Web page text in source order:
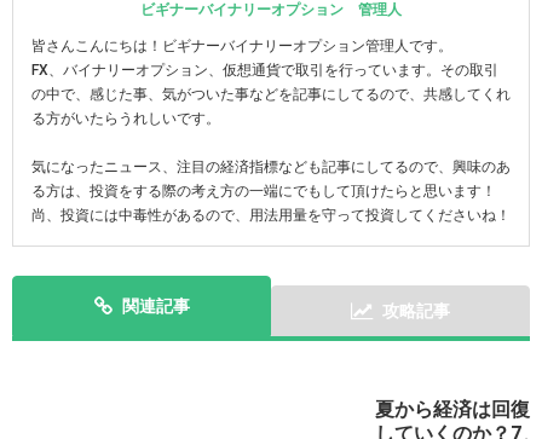
ビギナーバイナリーオプション 管理人
皆さんこんにちは！ビギナーバイナリーオプション管理人です。
FX、バイナリーオプション、仮想通貨で取引を行っています。その取引
の中で、感じた事、気がついた事などを記事にしてるので、共感してくれ
る方がいたらうれしいです。
気になったニュース、注目の経済指標なども記事にしてるので、興味のあ
る方は、投資をする際の考え方の一端にでもして頂けたらと思います！
尚、投資には中毒性があるので、用法用量を守って投資してくださいね！
関連記事 攻略記事
夏から経済は回復
していくのか？7